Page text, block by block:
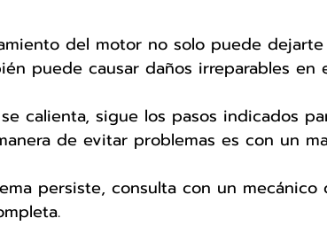
del motor no solo puede
puede causar daños irreparables
calienta, sigue los pasos indicados
de evitar problemas es con un
persiste, consulta con un mecánico